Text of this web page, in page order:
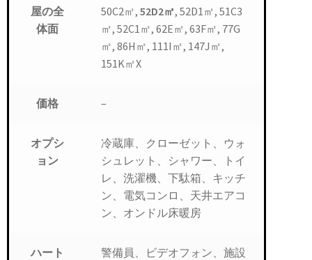
屋の全
体面
50C2㎡, 52D2㎡, 52D1㎡, 51C3
㎡, 52C1㎡, 62E㎡, 63F㎡, 77G
㎡, 86H㎡, 111I㎡, 147J㎡,
151K㎡X
価格 –
オプシ
ョン
冷蔵庫、クローゼット、ウォ
シュレット、シャワー、トイ
レ、洗濯機、下駄箱、キッチ
ン、電気コンロ、天井エアコ
ン、オンドル床暖房
ハート
警備員、ビデオフォン、施設